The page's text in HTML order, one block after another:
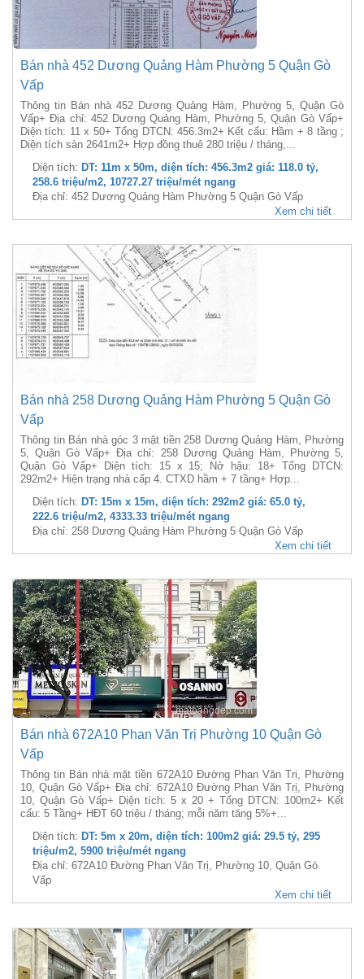
Bán nhà 452 Dương Quảng Hàm Phường 5 Quận Gò
Vấp
Thông tin Bán nhà 452 Dương Quảng Hàm, Phường 5, Quận Gò
Vấp+ Địa chỉ: 452 Dương Quảng Hàm, Phường 5, Quận Gò Vấp+
Diện tích: 11 x 50+ Tổng DTCN: 456.3m2+ Kết cấu: Hầm + 8 tầng ;
Diện tích sàn 2641m2+ Hợp đồng thuê 280 triệu / tháng,...
Diện tích: DT: 11m x 50m, diện tích: 456.3m2 giá: 118.0 tỷ,
258.6 triệu/m2, 10727.27 triệu/mét ngang
Địa chỉ: 452 Dương Quảng Hàm Phường 5 Quận Gò Vấp
Xem chi tiết
Bán nhà 258 Dương Quảng Hàm Phường 5 Quận Gò
Vấp
Thông tin Bán nhà góc 3 mặt tiền 258 Dương Quảng Hàm, Phường
5, Quận Gò Vấp+ Địa chỉ: 258 Dương Quảng Hàm, Phường 5,
Quận Gò Vấp+ Diện tích: 15 x 15; Nở hậu: 18+ Tổng DTCN:
292m2+ Hiện trạng nhà cấp 4. CTXD hầm + 7 tầng+ Hợp...
Diện tích: DT: 15m x 15m, diện tích: 292m2 giá: 65.0 tỷ,
222.6 triệu/m2, 4333.33 triệu/mét ngang
Địa chỉ: 258 Dương Quảng Hàm Phường 5 Quận Gò Vấp
Xem chi tiết
Bán nhà 672A10 Phan Văn Trị Phường 10 Quận Gò
Vấp
Thông tin Bán nhà mặt tiền 672A10 Đường Phan Văn Trị, Phường
10, Quận Gò Vấp+ Địa chỉ: 672A10 Đường Phan Văn Trị, Phường
10, Quận Gò Vấp+ Diện tích: 5 x 20 + Tổng DTCN: 100m2+ Kết
cấu: 5 Tầng+ HĐT 60 triệu / tháng; mỗi năm tăng 5%+...
Diện tích: DT: 5m x 20m, diện tích: 100m2 giá: 29.5 tỷ, 295
triệu/m2, 5900 triệu/mét ngang
Địa chỉ: 672A10 Đường Phan Văn Trị, Phường 10, Quận Gò
Vấp
Xem chi tiết